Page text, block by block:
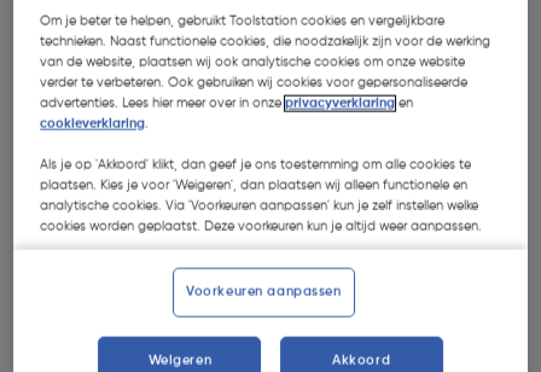
Om je beter te helpen, gebruikt Toolstation cookies en vergelijkbare
technieken. Naast functionele cookies, die noodzakelijk zijn voor de werking
van de website, plaatsen wij ook analytische cookies om onze website
verder te verbeteren. Ook gebruiken wij cookies voor gepersonaliseerde
advertenties. Lees hier meer over in onzeprivacyverklaring en
cookieverklaring.
Als je op 'Akkoord' klikt, dan geef je ons toestemming om alle cookies te
plaatsen. Kies je voor 'Weigeren', dan plaatsen wij alleen functionele en
analytische cookies. Via 'Voorkeuren aanpassen' kun je zelf instellen welke
cookies worden geplaatst. Deze voorkeuren kun je altijd weer aanpassen.
Voorkeuren aanpassen
Weigeren Akkoord